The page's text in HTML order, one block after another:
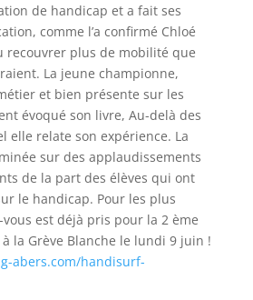
de handicap et a fait ses
comme l’a confirmé Chloé
recouvrer plus de mobilité que
La jeune championne,
et bien présente sur les
évoqué son livre, Au-delà des
elle relate son expérience. La
sur des applaudissements
de la part des élèves qui ont
le handicap. Pour les plus
est déjà pris pour la 2 ème
la Grève Blanche le lundi 9 juin !
abers.com/handisurf-